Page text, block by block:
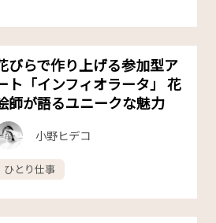
びらで作り上げる参加型ア
ト「インフィオラータ」 花
師が語るユニークな魅力
小野ヒデコ
ひとり仕事